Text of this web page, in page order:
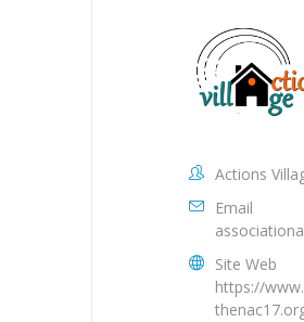
Actions
Email
Site Web
https://